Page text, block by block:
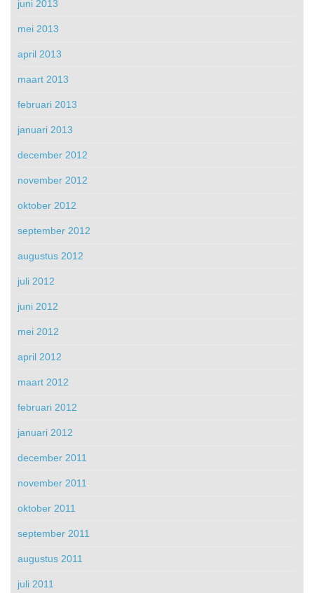
juni 2013
mei 2013
april 2013
maart 2013
februari 2013
januari 2013
december 2012
november 2012
oktober 2012
september 2012
augustus 2012
juli 2012
juni 2012
mei 2012
april 2012
maart 2012
februari 2012
januari 2012
december 2011
november 2011
oktober 2011
september 2011
augustus 2011
juli 2011